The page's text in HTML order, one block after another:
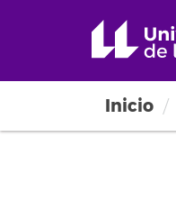
Inicio